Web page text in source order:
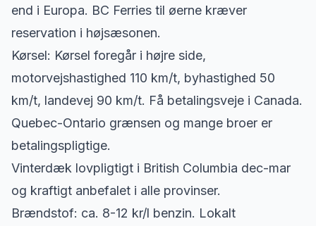
end i Europa. BC Ferries til øerne kræver
reservation i højsæsonen.
Kørsel: Kørsel foregår i højre side,
motorvejshastighed 110 km/t, byhastighed 50
km/t, landevej 90 km/t. Få betalingsveje i Canada.
Quebec-Ontario grænsen og mange broer er
betalingspligtige.
Vinterdæk lovpligtigt i British Columbia dec-mar
og kraftigt anbefalet i alle provinser.
Brændstof: ca. 8-12 kr/l benzin. Lokalt